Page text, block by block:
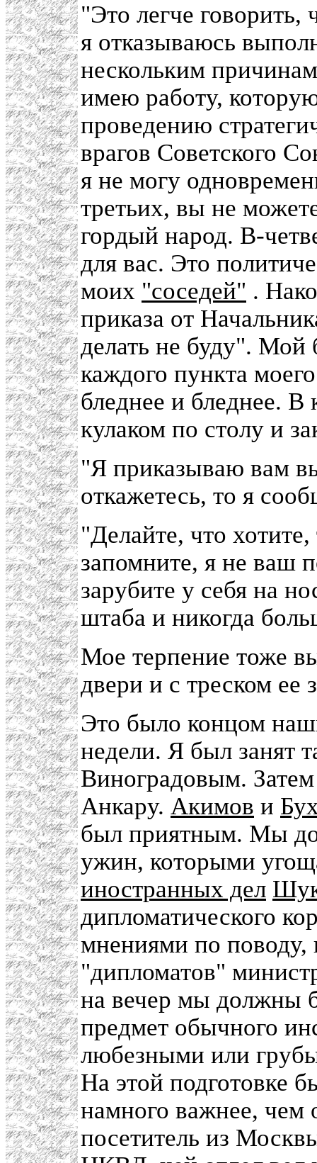
"Это легче
я отказываюсь
нескольким
имею работу,
проведению
врагов Советского
я не могу
третьих, вы не
гордый народ. В-
для вас. Это
моих "соседей" .
приказа от
делать не буду". Мой
каждого пункта
бледнее и бледнее. В
кулаком по столу и
"Я приказываю вам
откажетесь, то я
"Делайте, что
запомните, я не ваш
зарубите у себя на
штаба и никогда
Мое терпение тоже
двери и с треском ее
Это было концом
недели. Я был занят
Виноградовым.
Анкару. Акимов и
был приятным. Мы
ужин, которыми
иностранных дел
дипломатического
мнениями по поводу,
"дипломатов"
на вечер мы должны
предмет обычного
любезными или
На этой подготовке
намного важнее,
посетитель из